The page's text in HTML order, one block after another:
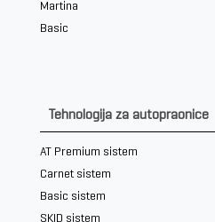
Martina
Basic
Tehnologija za autopraonice
AT Premium sistem
Carnet sistem
Basic sistem
SKID sistem